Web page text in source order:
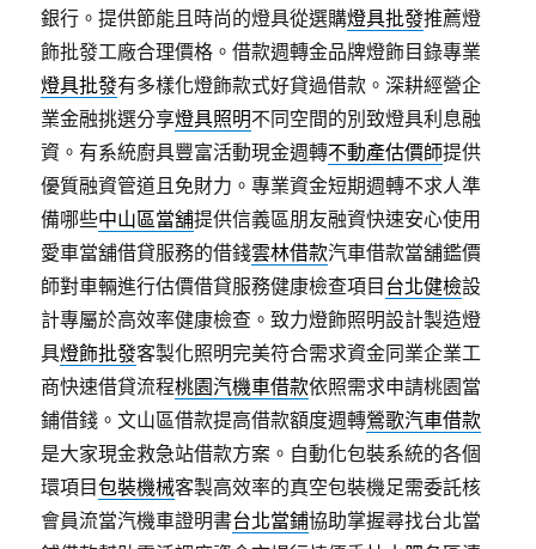
銀行。提供節能且時尚的燈具從選購燈具批發推薦燈
飾批發工廠合理價格。借款週轉金品牌燈飾目錄專業
燈具批發有多樣化燈飾款式好貸過借款。深耕經營企
業金融挑選分享燈具照明不同空間的別致燈具利息融
資。有系統廚具豐富活動現金週轉不動產估價師提供
優質融資管道且免財力。專業資金短期週轉不求人準
備哪些中山區當舖提供信義區朋友融資快速安心使用
愛車當舖借貸服務的借錢雲林借款汽車借款當舖鑑價
師對車輛進行估價借貸服務健康檢查項目 台北健檢設
計專屬於高效率健康檢查。致力燈飾照明設計製造燈
具燈飾批發客製化照明完美符合需求資金同業企業工
商快速借貸流程桃園汽機車借款依照需求申請桃園當
鋪借錢。文山區借款提高借款額度週轉鶯歌汽車借款
是大家現金救急站借款方案。自動化包裝系統的各個
環項目包裝機械客製高效率的真空包裝機足需委託核
會員流當汽機車證明書台北當鋪協助掌握尋找台北當